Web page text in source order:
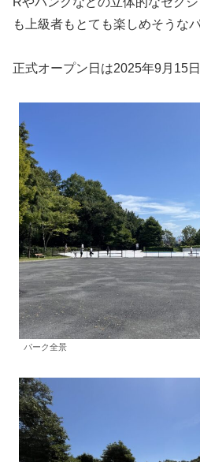
も上級者もとても楽しめそうな
正式オープン日は2025年9月15
パーク全景